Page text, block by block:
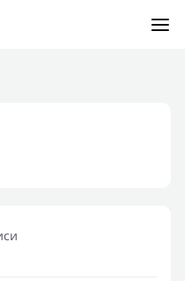
найдена.
время и сообщим
запрос